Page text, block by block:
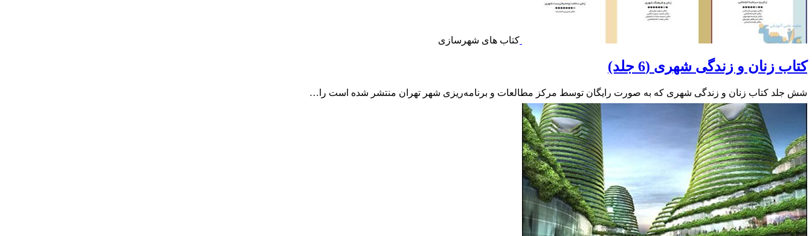
کتاب های شهرسازی
کتاب زنان و زندگی شهری (6 جلد)
شش جلد کتاب زنان و زندگی شهری که به صورت رایگان توسط مرکز مطالعات و برنامه‌ریزی شهر تهران منتشر شده است را…